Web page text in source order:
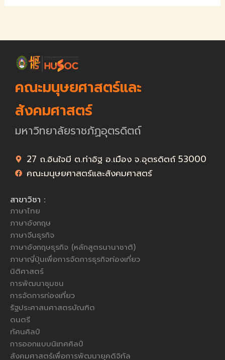
คณะมนุษยศาสตร์และ
สังคมศาสตร์
มหาวิทยาลัยราชภัฏอุตรดิตถ์
27 ถ.อินใจมี ต.ท่าอิฐ อ.เมือง จ.อุตรดิตถ์ 53000
คณะมนุษยศาสตร์และสังคมศาสตร์
สาขาวิชา :
ภาษาไทย
ภาษาอังกฤษ
ภาษาจีนธุรกิจ
ภาษาอังกฤษธุรกิจ (หลักสูตรนานาชาติ)
ภาษาญี่ปุ่นเพื่อการจัดการธุรกิจท่องเที่ยว
นิติศาสตร์
การพัฒนาชุมชน
การจัดการท่องเที่ยว
รัฐประศาสนศาสตรบัณฑิต
ดนตรี
ทัศนศิลป์
การออกแบบนิเทศศิลป์
สังคมศาสตร์เพื่อการพัฒนายุคดิจิทัล